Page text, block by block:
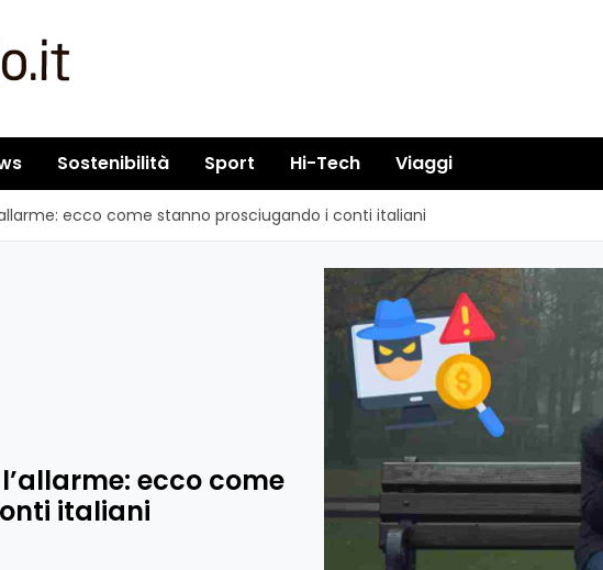
Sostenibilità Sport Hi-Tech Viaggi
ecco come stanno prosciugando i conti italiani
ecco come
italiani